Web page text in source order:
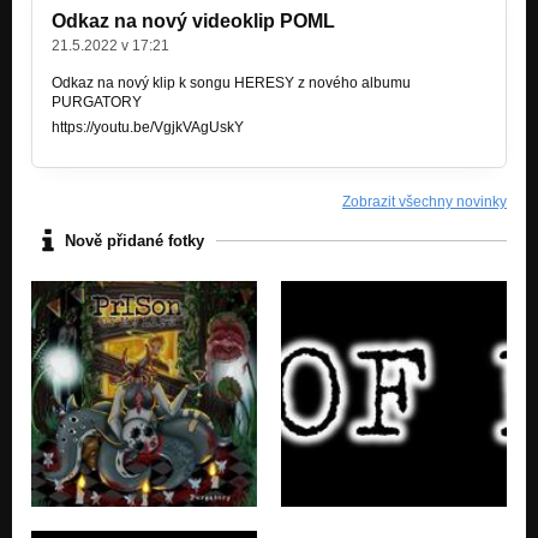
Odkaz na nový videoklip POML
21.5.2022 v 17:21
Odkaz na nový klip k songu HERESY z nového albumu
PURGATORY
https://youtu.be/VgjkVAgUskY
Zobrazit všechny novinky
Nově přidané fotky